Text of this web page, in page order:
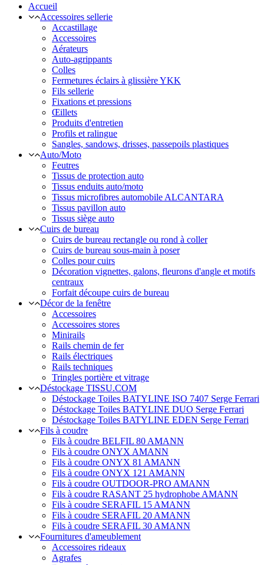
Accueil
Accessoires sellerie
Accastillage
Accessoires
Aérateurs
Auto-agrippants
Colles
Fermetures éclairs à glissière YKK
Fils sellerie
Fixations et pressions
Œillets
Produits d'entretien
Profils et ralingue
Sangles, sandows, drisses, passepoils plastiques
Auto/Moto
Feutres
Tissus de protection auto
Tissus enduits auto/moto
Tissus microfibres automobile ALCANTARA
Tissus pavillon auto
Tissus siège auto
Cuirs de bureau
Cuirs de bureau rectangle ou rond à coller
Cuirs de bureau sous-main à poser
Colles pour cuirs
Décoration vignettes, galons, fleurons d'angle et motifs
centraux
Forfait découpe cuirs de bureau
Décor de la fenêtre
Accessoires
Accessoires stores
Minirails
Rails chemin de fer
Rails électriques
Rails techniques
Tringles portière et vitrage
Déstockage TISSU.COM
Déstockage Toiles BATYLINE ISO 7407 Serge Ferrari
Déstockage Toiles BATYLINE DUO Serge Ferrari
Déstockage Toiles BATYLINE EDEN Serge Ferrari
Fils à coudre
Fils à coudre BELFIL 80 AMANN
Fils à coudre ONYX AMANN
Fils à coudre ONYX 81 AMANN
Fils à coudre ONYX 121 AMANN
Fils à coudre OUTDOOR-PRO AMANN
Fils à coudre RASANT 25 hydrophobe AMANN
Fils à coudre SERAFIL 15 AMANN
Fils à coudre SERAFIL 20 AMANN
Fils à coudre SERAFIL 30 AMANN
Fournitures d'ameublement
Accessoires rideaux
Agrafes